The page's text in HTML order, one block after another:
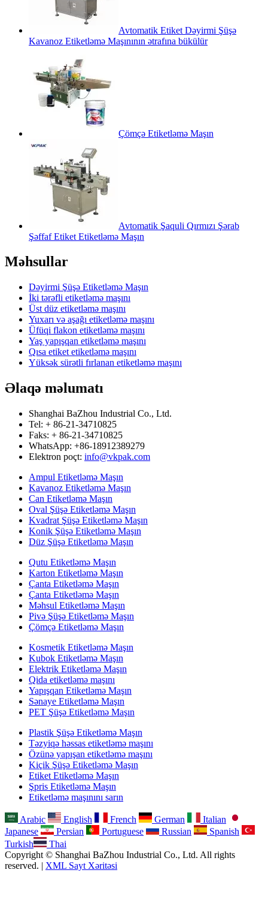
Avtomatik Etiket Dəyirmi Şüşə
Kavanoz Etiketləmə Maşınının ətrafına bükülür
Çömçə Etiketləmə Maşın
Avtomatik Şaquli Qırmızı Şərab
Şəffaf Etiket Etiketləmə Maşın
Məhsullar
Dəyirmi Şüşə Etiketləmə Maşın
İki tərəfli etiketləmə maşını
Üst düz etiketləmə maşını
Yuxarı və aşağı etiketləmə maşını
Üfüqi flakon etiketləmə maşını
Yaş yapışqan etiketləmə maşını
Qısa etiket etiketləmə maşını
Yüksək sürətli fırlanan etiketləmə maşını
Əlaqə məlumatı
Shanghai BaZhou Industrial Co., Ltd.
Tel: + 86-21-34710825
Faks: + 86-21-34710825
WhatsApp: +86-18912389279
Elektron poçt: info@vkpak.com
Ampul Etiketləmə Maşın
Kavanoz Etiketləmə Maşın
Can Etiketləmə Maşın
Oval Şüşə Etiketləmə Maşın
Kvadrat Şüşə Etiketləmə Maşın
Konik Şüşə Etiketləmə Maşın
Düz Şüşə Etiketləmə Maşın
Qutu Etiketləmə Maşın
Karton Etiketləmə Maşın
Çanta Etiketləmə Maşın
Çanta Etiketləmə Maşın
Məhsul Etiketləmə Maşın
Pivə Şüşə Etiketləmə Maşın
Çömçə Etiketləmə Maşın
Kosmetik Etiketləmə Maşın
Kubok Etiketləmə Maşın
Elektrik Etiketləmə Maşın
Qida etiketləmə maşını
Yapışqan Etiketləmə Maşın
Sənaye Etiketləmə Maşın
PET Şüşə Etiketləmə Maşın
Plastik Şüşə Etiketləmə Maşın
Təzyiqə həssas etiketləmə maşını
Özünə yapışan etiketləmə maşını
Kiçik Şüşə Etiketləmə Maşın
Etiket Etiketləmə Maşın
Şpris Etiketləmə Maşın
Etiketləmə maşınını sarın
Arabic English French German
Italian
Japanese
Persian Portuguese Russian
Spanish
Turkish
Thai
Copyright © Shanghai BaZhou Industrial Co., Ltd. All rights
reserved. | XML Sayt Xəritəsi